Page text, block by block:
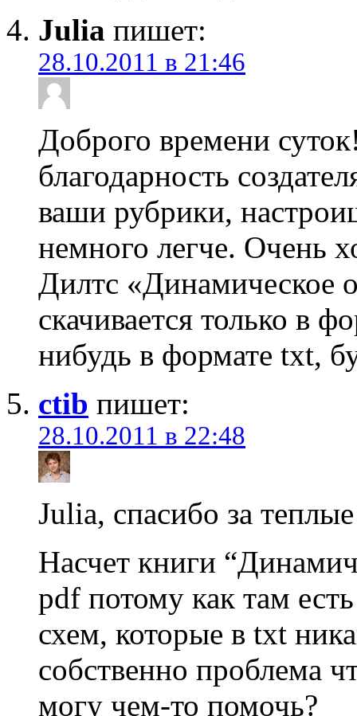
Julia пишет:
28.10.2011 в 21:46
Доброго времени
благодарность
ваши рубрики,
немного легче. Очень
Дилтс «Динамическое
скачивается только в
нибудь в формате txt,
ctib пишет:
28.10.2011 в 22:48
Julia, спасибо за
Насчет книги
pdf потому как там
схем, которые в txt
собственно проблема
могу чем-то помочь?